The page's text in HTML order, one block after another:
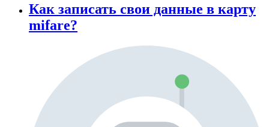
Как записать свои данные в карту
mifare?